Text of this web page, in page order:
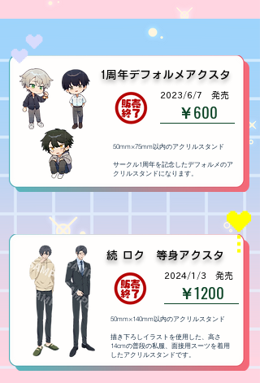
​1周年デフォルメアクスタ
​2023/6/7 発売
￥600
50mm×75mm以内のアクリルスタンド
サークル1周年を記念したデフォルメのア
クリルスタンドになります。
​続 ロク 等身アクスタ
50mm×140mm以内のアクリルスタンド
描き下ろしイラストを使用した、高さ
14cmの普段の私服、面接用スーツを着用
したアクリルスタンドです。
​2024/1/3 発売
￥1200